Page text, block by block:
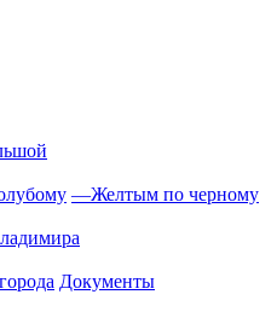
—Желтым по черному
Документы